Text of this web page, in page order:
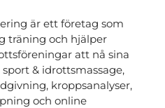
är ett företag som
träning och hjälper
att nå sina
& idrottsmassage,
kroppsanalyser,
och online